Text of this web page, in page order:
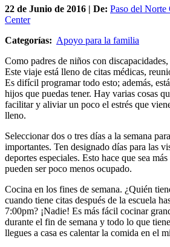
22 de Junio de 2016 | De: Paso del Norte
Center
Categorías: Apoyo para la familia
Como padres de niños con
Este viaje está lleno de citas médicas,
Es difícil programar todo esto; además,
hijos que puedas tener. Hay varias cosas
facilitar y aliviar un poco el estrés que
lleno.
Seleccionar dos o tres días a la semana
importantes. Ten designado días para las
deportes especiales. Esto hace que sea
pueden ser poco menos ocupado.
Cocina en los fines de semana. ¿Quién
cuando tiene citas después de la escuela
7:00pm? ¡Nadie! Es más fácil cocinar
durante el fin de semana y todo lo que
llegues a casa es calentar la comida en el